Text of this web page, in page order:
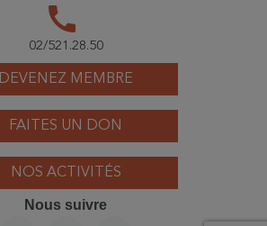
DEVENEZ MEMBRE
FAITES UN DON
NOS ACTIVITÉS
call
02/521.28.50
Nous suivre